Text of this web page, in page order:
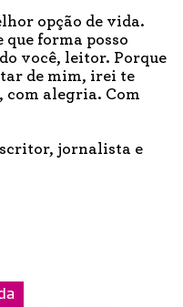
opção de vida.
que forma posso
você, leitor. Porque
de mim, irei te
com alegria. Com
jornalista e